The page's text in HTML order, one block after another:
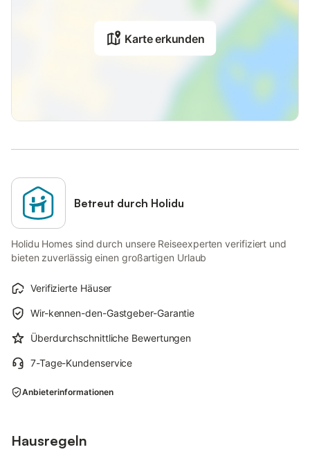
Karte erkunden
Betreut durch Holidu
Holidu Homes sind durch unsere Reiseexperten verifiziert und
bieten zuverlässig einen großartigen Urlaub
Verifizierte Häuser
Wir-kennen-den-Gastgeber-Garantie
Überdurchschnittliche Bewertungen
7-Tage-Kundenservice
Anbieterinformationen
Hausregeln